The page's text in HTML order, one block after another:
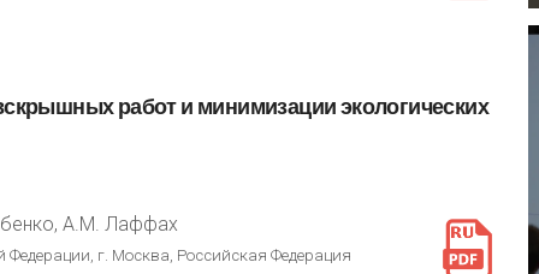
работи минимизацииэкологических
А.М. Лаффах
г. Москва, Российская Федерация